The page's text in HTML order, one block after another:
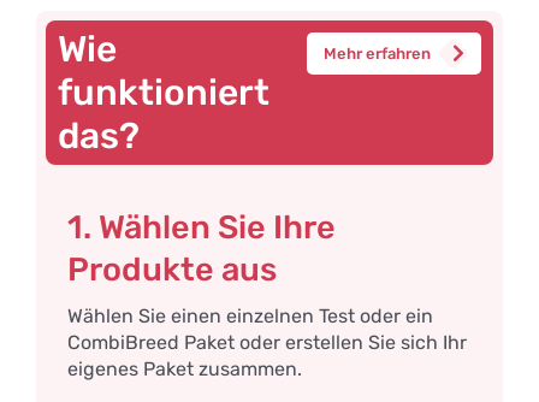
Wie
funktioniert
das?
Mehr erfahren
1. Wählen Sie Ihre
Produkte aus
Wählen Sie einen einzelnen Test oder ein
CombiBreed Paket oder erstellen Sie sich Ihr
eigenes Paket zusammen.